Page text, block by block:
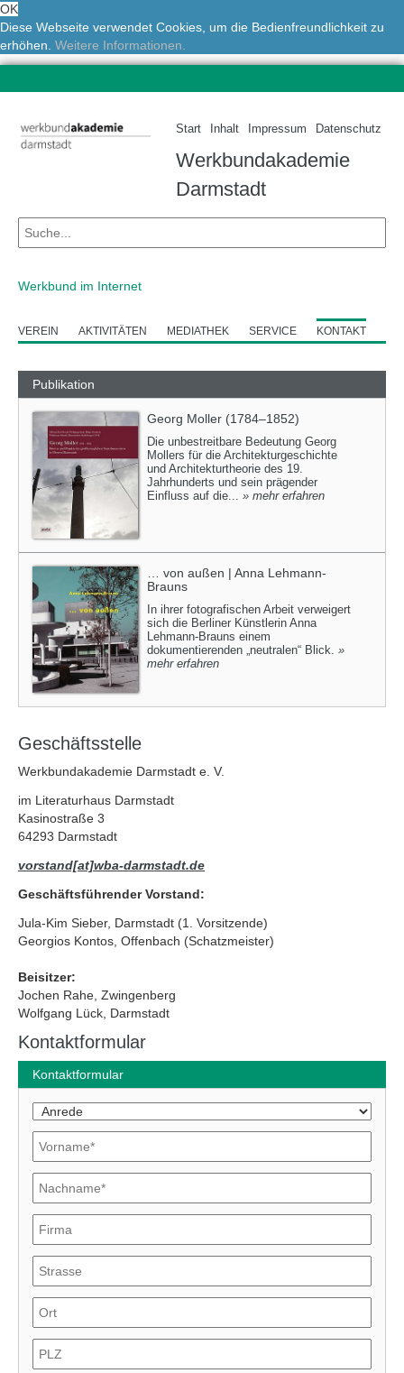
OK
Diese Webseite verwendet Cookies, um die Bedienfreundlichkeit zu
erhöhen. Weitere Informationen.
Start Inhalt Impressum Datenschutz
Werkbundakademie
Darmstadt
Werkbund im Internet
VEREIN AKTIVITÄTEN MEDIATHEK SERVICE KONTAKT
Publikation
Georg Moller (1784–1852)
Die unbestreitbare Bedeutung Georg
Mollers für die Architekturgeschichte
und Architekturtheorie des 19.
Jahrhunderts und sein prägender
Einfluss auf die... » mehr erfahren
… von außen | Anna Lehmann-
Brauns
In ihrer fotografischen Arbeit verweigert
sich die Berliner Künstlerin Anna
Lehmann-Brauns einem
dokumentierenden „neutralen“ Blick. »
mehr erfahren
Geschäftsstelle
Werkbundakademie Darmstadt e. V.
im Literaturhaus Darmstadt
Kasinostraße 3
64293 Darmstadt
vorstand[at]wba-darmstadt.de
Geschäftsführender Vorstand:
Jula-Kim Sieber, Darmstadt (1. Vorsitzende)
Georgios Kontos, Offenbach (Schatzmeister)
Beisitzer:
Jochen Rahe, Zwingenberg
Wolfgang Lück, Darmstadt
Kontaktformular
Kontaktformular